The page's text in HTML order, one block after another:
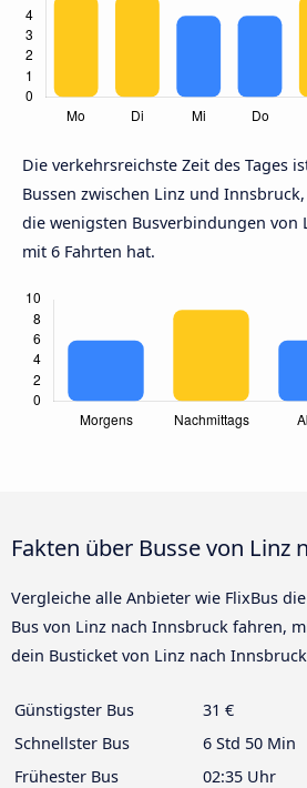
Die verkehrsreichste Zeit des Tages
Bussen zwischen Linz und
die wenigsten Busverbindungen von
mit 6 Fahrten hat.
Fakten über Busse von Linz
Vergleiche alle Anbieter wie FlixBus
Bus von Linz nach Innsbruck fahren,
dein Busticket von Linz nach
Günstigster Bus
31 €
Schnellster Bus
6 Std 50 Min
Frühester Bus
02:35 Uhr